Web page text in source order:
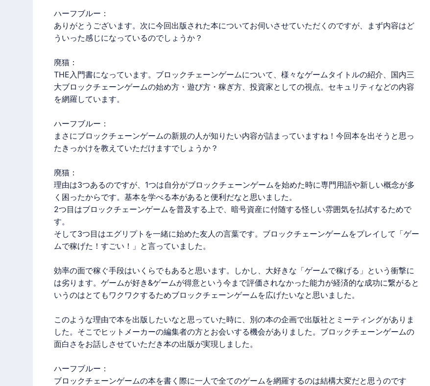
ハーフブルー：
ありがとうございます。次に今回出版された本についてお伺いさせていただくのですが、まず内容はど
ういった感じになっているのでしょうか？
廃猫：
THE入門書になっています。 ブロックチェーンゲームについて、様々なゲームタイトルの紹介、国内三
大ブロックチェーンゲームの始め方・遊び方・稼ぎ方、投資家としての視点。セキュリティなどの内容
を網羅しています。
ハーフブルー：
まさにブロックチェーンゲームの新規の人が知りたい内容が詰まっていますね！今回本を出そうと思っ
たきっかけを教えていただけますでしょうか？
廃猫：
理由は3つあるのですが、1つは自分がブロックチェーンゲームを始めた時に専門用語や新しい概念が多
く困ったからです。基本を学べる本があると便利だなと思いました。
2つ目はブロックチェーンゲームを普及する上で、暗号資産に付随する怪しい雰囲気を払拭するためで
す。
そして3つ目はエグリプトを一緒に始めた友人の言葉です。 ブロックチェーンゲームをプレイして「ゲー
ムで稼げた！すごい！」と言っていました。
効率の面で稼ぐ手段はいくらでもあると思います。しかし、大好きな「ゲームで稼げる」という衝撃に
は劣ります。ゲームが好き&ゲームが得意という今まで評価されなかった能力が経済的な成功に繋がると
いうのはとてもワクワクするためブロックチェーンゲームを広げたいなと思いました。
このような理由で本を出版したいなと思っていた時に、別の本の企画で出版社とミーティングがありま
した。そこでヒットメーカーの編集者の方とお会いする機会がありました。 ブロックチェーンゲームの
面白さをお話しさせていただき本の出版が実現しました。
ハーフブルー：
ブロックチェーンゲームの本を書く際に一人で全てのゲームを網羅するのは結構大変だと思うのです